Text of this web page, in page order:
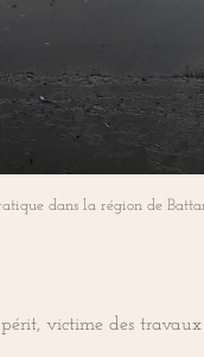
dans la région de
victime des travaux